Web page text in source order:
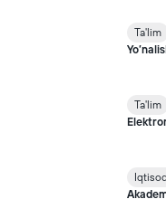
Ta'lim
Ta'lim